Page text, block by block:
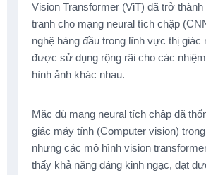
Vision Transformer (ViT) đã trở
tranh cho mạng neural tích chập
nghệ hàng đầu trong lĩnh vực thị giác
được sử dụng rộng rãi cho các
hình ảnh khác nhau.
Mặc dù mạng neural tích chập đã
giác máy tính (Computer vision)
nhưng các mô hình vision
thấy khả năng đáng kinh ngạc, đạt